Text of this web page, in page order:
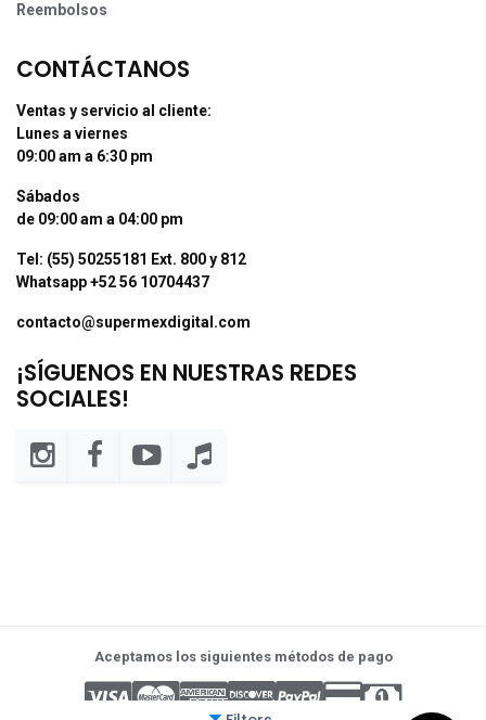
Reembolsos
CONTÁCTANOS
Ventas y servicio al cliente:
Lunes a viernes
09:00 am a 6:30 pm
Sábados
de 09:00 am a 04:00 pm
Tel: (55) 50255181 Ext. 800 y 812
Whatsapp +52 56 10704437
contacto@supermexdigital.com
¡SÍGUENOS EN NUESTRAS REDES
SOCIALES!
Aceptamos los siguientes métodos de pago